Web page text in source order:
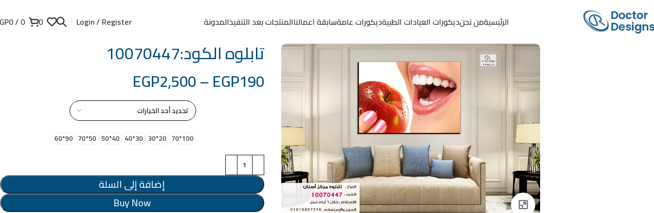
الرئيسيةمن نحنديكورات العيادات الطبيةديكورات عامةسابقة اعمالناالمنتجات بعد التنفيذالمدونة Login / Register
0
0
/
0
Click to enlarge
تابلوه الكود:10070447
EGP190
–
EGP2,500
100*70
20*30
30*40
40*50
50*70
90*60
إضافة إلى السلة
Buy Now